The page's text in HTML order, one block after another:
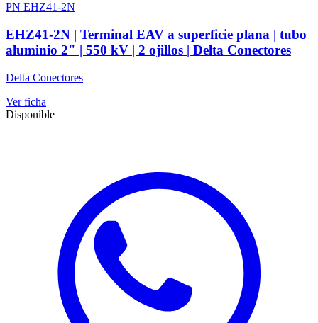
PN EHZ41-2N
EHZ41-2N | Terminal EAV a superficie plana | tubo
aluminio 2" | 550 kV | 2 ojillos | Delta Conectores
Delta Conectores
Ver ficha
Disponible